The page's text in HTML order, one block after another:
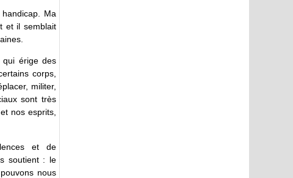
Ma
et il semblait
qui érige des
corps,
militer,
sont très
nos esprits,
et de
soutient : le
nous